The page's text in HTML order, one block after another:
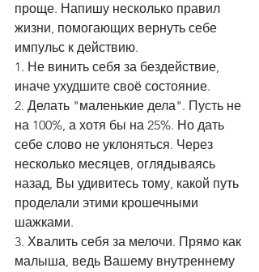
проще. Напишу несколько правил
жизни, помогающих вернуть себе
импульс к действию.
1. Не винить себя за бездействие,
иначе ухудшите своё состояние.
2. Делать "маленькие дела". Пусть не
на 100%, а хотя бы на 25%. Но дать
себе слово не уклоняться. Через
несколько месяцев, оглядываясь
назад, Вы удивитесь тому, какой путь
проделали этими крошечными
шажками.
3. Хвалить себя за мелочи. Прямо как
малыша, ведь Вашему внутреннему